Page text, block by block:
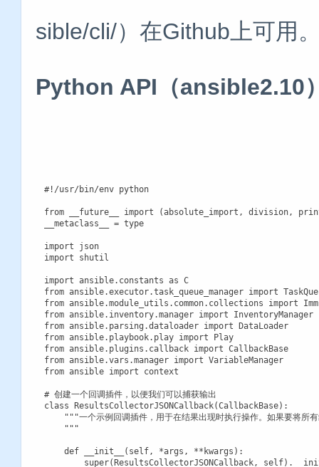
sible/cli/）在Github上可用
Python API（ansible2.10
#!/usr/bin/env python
from __future__ import (absolute_import, division,
__metaclass__ = type
import json
import shutil
import ansible.constants as C
from ansible.executor.task_queue_manager import
from ansible.module_utils.common.collections import
from ansible.inventory.manager import InventoryManager
from ansible.parsing.dataloader import DataLoader
from ansible.playbook.play import Play
from ansible.plugins.callback import CallbackBase
from ansible.vars.manager import VariableManager
from ansible import context
# 创建一个回调插件，以便我们可以捕获输出
class ResultsCollectorJSONCallback(CallbackBase):
"""一个示例回调插件，用于在结果出现时执行操作。如果要将所有
"""
def __init__(self, *args, **kwargs):
super(ResultsCollectorJSONCallback,